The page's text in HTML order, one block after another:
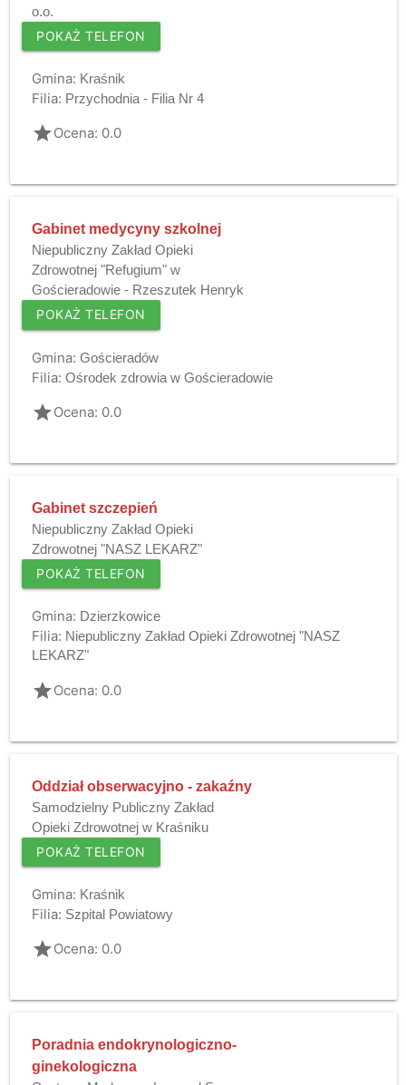
o.o.
POKAŻ TELEFON
Gmina: Kraśnik
Filia: Przychodnia - Filia Nr 4
gradeOcena: 0.0
Gabinet medycyny szkolnej
Niepubliczny Zakład Opieki
Zdrowotnej "Refugium" w
Gościeradowie - Rzeszutek Henryk
POKAŻ TELEFON
Gmina: Gościeradów
Filia: Ośrodek zdrowia w Gościeradowie
gradeOcena: 0.0
Gabinet szczepień
Niepubliczny Zakład Opieki
Zdrowotnej "NASZ LEKARZ"
POKAŻ TELEFON
Gmina: Dzierzkowice
Filia: Niepubliczny Zakład Opieki Zdrowotnej "NASZ
LEKARZ"
gradeOcena: 0.0
Oddział obserwacyjno - zakaźny
Samodzielny Publiczny Zakład
Opieki Zdrowotnej w Kraśniku
POKAŻ TELEFON
Gmina: Kraśnik
Filia: Szpital Powiatowy
gradeOcena: 0.0
Poradnia endokrynologiczno-
ginekologiczna